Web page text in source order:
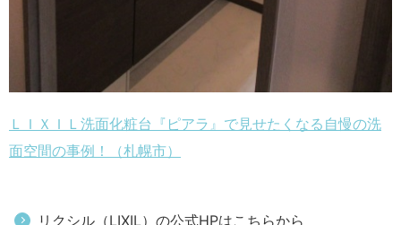
ＬＩＸＩＬ洗面化粧台『ピアラ』で見せたくなる自慢の洗
面空間の事例！（札幌市）
リクシル（LIXIL）の公式HPはこちらから